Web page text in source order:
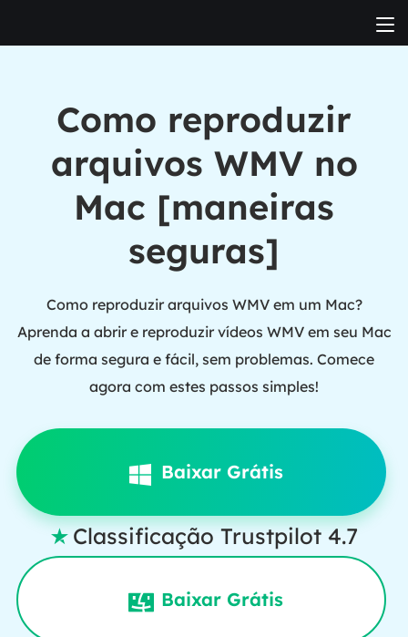
Como reproduzir
arquivos WMV no
Mac [maneiras
seguras]
Como reproduzir arquivos WMV em um Mac?
Aprenda a abrir e reproduzir vídeos WMV em seu Mac
de forma segura e fácil, sem problemas. Comece
agora com estes passos simples!
Baixar Grátis
 Classificação Trustpilot 4.7
Baixar Grátis